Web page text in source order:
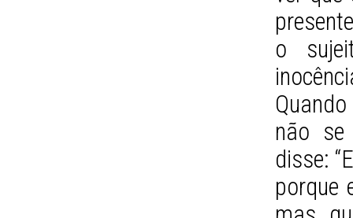
o
não
disse:
porque